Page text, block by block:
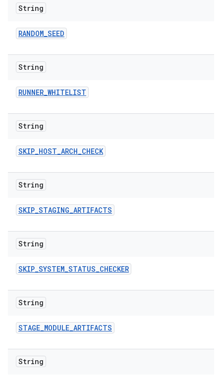
String
RANDOM_SEED
String
RUNNER_WHITELIST
String
SKIP_HOST_ARCH_CHECK
String
SKIP_STAGING_ARTIFACTS
String
SKIP_SYSTEM_STATUS_CHECKER
String
STAGE_MODULE_ARTIFACTS
String